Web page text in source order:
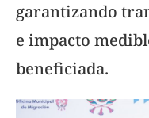
garantizando
e impacto
beneficiada.